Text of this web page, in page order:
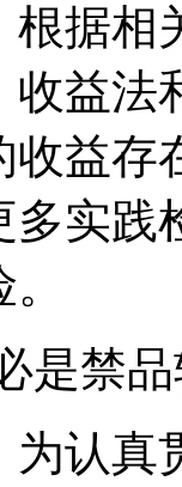
关规
收益法
收益存
多实践
必是
贯彻